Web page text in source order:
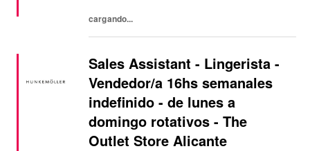
cargando...
Sales Assistant - Lingerista -
Vendedor/a 16hs semanales
indefinido - de lunes a
domingo rotativos - The
Outlet Store Alicante